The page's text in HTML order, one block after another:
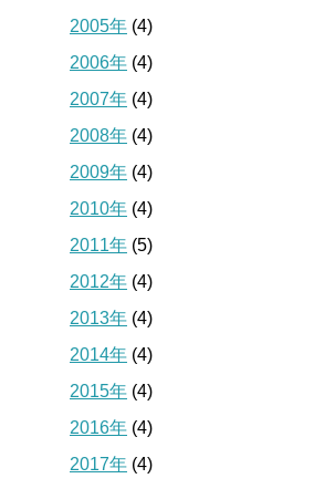
2005年 (4)
2006年 (4)
2007年 (4)
2008年 (4)
2009年 (4)
2010年 (4)
2011年 (5)
2012年 (4)
2013年 (4)
2014年 (4)
2015年 (4)
2016年 (4)
2017年 (4)